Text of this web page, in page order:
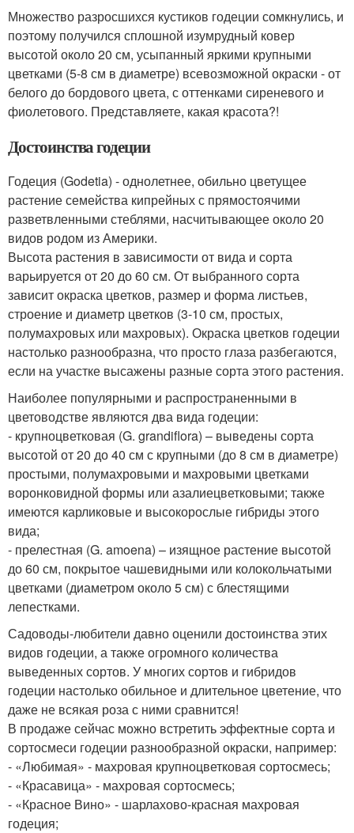
Множество разросшихся кустиков годеции сомкнулись, и
поэтому получился сплошной изумрудный ковер
высотой около 20 см, усыпанный яркими крупными
цветками (5-8 см в диаметре) всевозможной окраски - от
белого до бордового цвета, с оттенками сиреневого и
фиолетового. Представляете, какая красота?!
Достоинства годеции
Годеция (Godetia) - однолетнее, обильно цветущее
растение семейства кипрейных с прямостоячими
разветвленными стеблями, насчитывающее около 20
видов родом из Америки.
Высота растения в зависимости от вида и сорта
варьируется от 20 до 60 см. От выбранного сорта
зависит окраска цветков, размер и форма листьев,
строение и диаметр цветков (3-10 см, простых,
полумахровых или махровых). Окраска цветков годеции
настолько разнообразна, что просто глаза разбегаются,
если на участке высажены разные сорта этого растения.
Наиболее популярными и распространенными в
цветоводстве являются два вида годеции:
- крупноцветковая (G. grandiflora) – выведены сорта
высотой от 20 до 40 см с крупными (до 8 см в диаметре)
простыми, полумахровыми и махровыми цветками
воронковидной формы или азалиецветковыми; также
имеются карликовые и высокорослые гибриды этого
вида;
- прелестная (G. amoena) – изящное растение высотой
до 60 см, покрытое чашевидными или колокольчатыми
цветками (диаметром около 5 см) с блестящими
лепестками.
Садоводы-любители давно оценили достоинства этих
видов годеции, а также огромного количества
выведенных сортов. У многих сортов и гибридов
годеции настолько обильное и длительное цветение, что
даже не всякая роза с ними сравнится!
В продаже сейчас можно встретить эффектные сорта и
сортосмеси годеции разнообразной окраски, например:
- «Любимая» - махровая крупноцветковая сортосмесь;
- «Красавица» - махровая сортосмесь;
- «Красное Вино» - шарлахово-красная махровая
годеция;